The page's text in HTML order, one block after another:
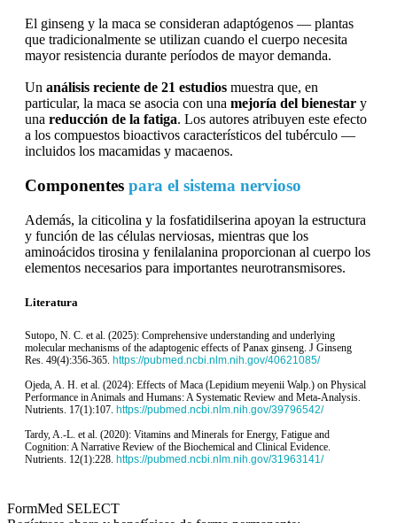
El ginseng y la maca se consideran adaptógenos — plantas
que tradicionalmente se utilizan cuando el cuerpo necesita
mayor resistencia durante períodos de mayor demanda.
Un análisis reciente de 21 estudios muestra que, en
particular, la maca se asocia con una mejoría del bienestar y
una reducción de la fatiga. Los autores atribuyen este efecto
a los compuestos bioactivos característicos del tubérculo —
incluidos los macamidas y macaenos.
Componentes para el sistema nervioso
Además, la citicolina y la fosfatidilserina apoyan la estructura
y función de las células nerviosas, mientras que los
aminoácidos tirosina y fenilalanina proporcionan al cuerpo los
elementos necesarios para importantes neurotransmisores.
Literatura
Sutopo, N. C. et al. (2025): Comprehensive understanding and underlying
molecular mechanisms of the adaptogenic effects of Panax ginseng. J Ginseng
Res. 49(4):356-365. https://pubmed.ncbi.nlm.nih.gov/40621085/
Ojeda, A. H. et al. (2024): Effects of Maca (Lepidium meyenii Walp.) on Physical
Performance in Animals and Humans: A Systematic Review and Meta-Analysis.
Nutrients. 17(1):107. https://pubmed.ncbi.nlm.nih.gov/39796542/
Tardy, A.-L. et al. (2020): Vitamins and Minerals for Energy, Fatigue and
Cognition: A Narrative Review of the Biochemical and Clinical Evidence.
Nutrients. 12(1):228. https://pubmed.ncbi.nlm.nih.gov/31963141/
FormMed SELECT